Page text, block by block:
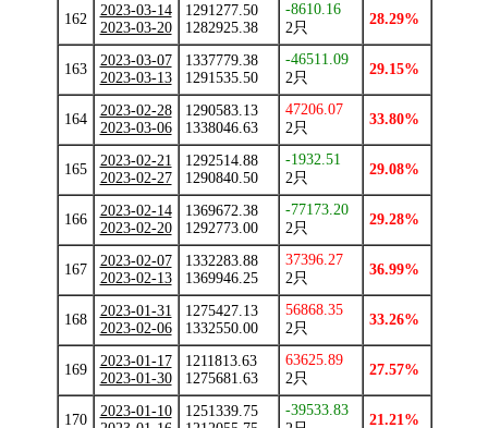
162
2023-03-14
2023-03-20
1291277.50
1282925.38
-8610.16
2只
28.29%
163
2023-03-07
2023-03-13
1337779.38
1291535.50
-46511.09
2只
29.15%
164
2023-02-28
2023-03-06
1290583.13
1338046.63
47206.07
2只
33.80%
165
2023-02-21
2023-02-27
1292514.88
1290840.50
-1932.51
2只
29.08%
166
2023-02-14
2023-02-20
1369672.38
1292773.00
-77173.20
2只
29.28%
167
2023-02-07
2023-02-13
1332283.88
1369946.25
37396.27
2只
36.99%
168
2023-01-31
2023-02-06
1275427.13
1332550.00
56868.35
2只
33.26%
169
2023-01-17
2023-01-30
1211813.63
1275681.63
63625.89
2只
27.57%
170
2023-01-10
1251339.75
-39533.83
21.21%